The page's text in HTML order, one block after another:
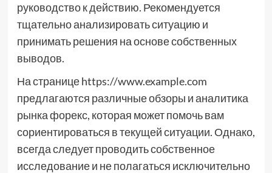
руководство к действию. Рекомендуется
тщательно анализировать ситуацию и
принимать решения на основе собственных
выводов.
На странице https://www.example.com
предлагаются различные обзоры и аналитика
рынка форекс, которая может помочь вам
сориентироваться в текущей ситуации. Однако,
всегда следует проводить собственное
исследование и не полагаться исключительно